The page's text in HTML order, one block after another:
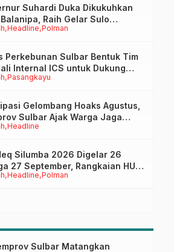
Headline Polman
Suhardi Duka Dikukuhkan
Raih Gelar Sulo
Pasangkayu
Perkebunan Sulbar Bentuk Tim
Internal ICS untuk Dukung
ISPO Pekebun di
Headline
Gelombang Hoaks Agustus,
Sulbar Ajak Warga Jaga
Digital
Headline Polman
Silumba 2026 Digelar 26
27 September, Rangkaian HUT
Sulbar Matangkan